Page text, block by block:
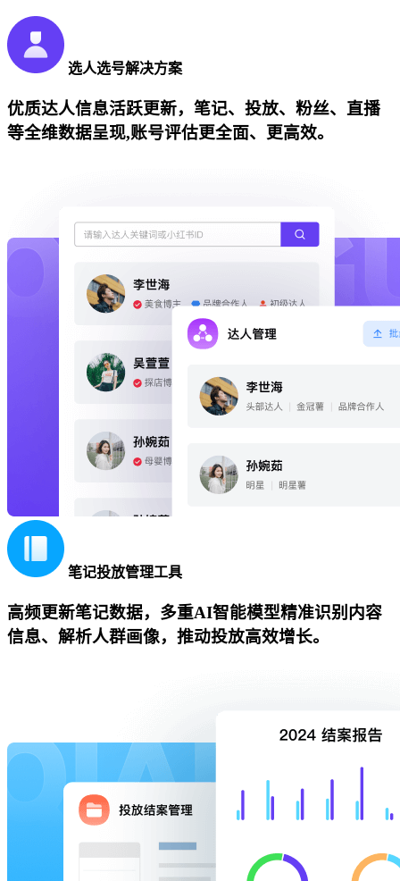
选人选号解决方案
优质达人信息活跃更新，笔记、投放、粉丝、直播
等全维数据呈现,账号评估更全面、更高效。
笔记投放管理工具
高频更新笔记数据，多重AI智能模型精准识别内容
信息、解析人群画像，推动投放高效增长。